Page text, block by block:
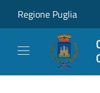
Regione Puglia